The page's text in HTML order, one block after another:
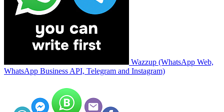
Wazzup (WhatsApp Web,
WhatsApp Business API, Telegram and Instagram)